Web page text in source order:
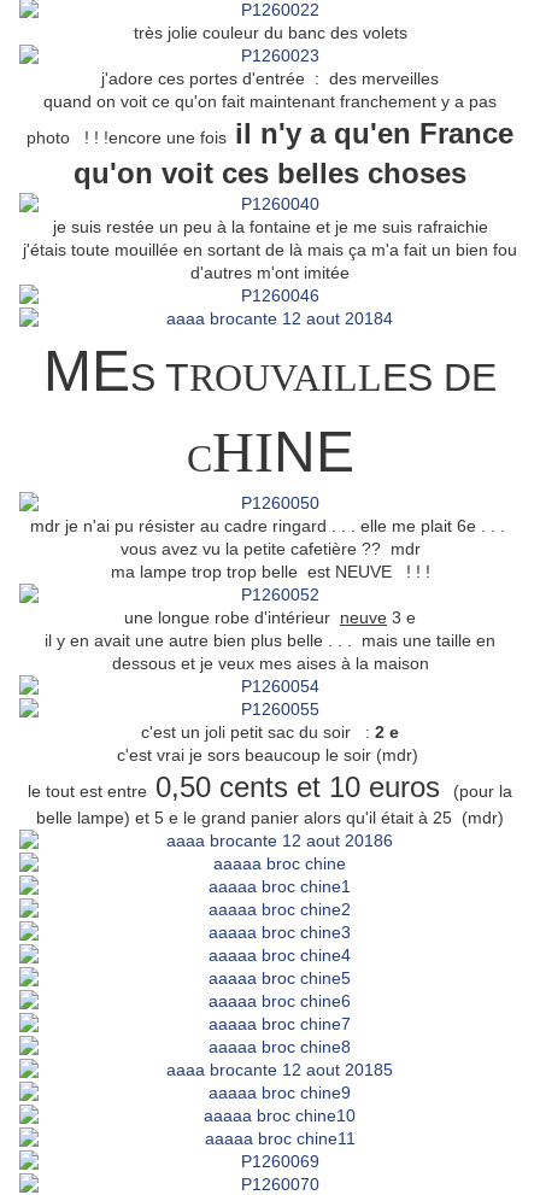
très jolie couleur du banc des volets
j'adore ces portes d'entrée : des merveilles
quand on voit ce qu'on fait maintenant franchement y a pas
photo ! ! !encore une fois il n'y a qu'en France
qu'on voit ces belles choses
je suis restée un peu à la fontaine et je me suis rafraichie
j'étais toute mouillée en sortant de là mais ça m'a fait un bien fou
d'autres m'ont imitée
MES TROUVAILLES DE
CHINE
mdr je n'ai pu résister au cadre ringard . . . elle me plait 6e . . .
vous avez vu la petite cafetière ?? mdr
ma lampe trop trop belle est NEUVE ! ! !
une longue robe d'intérieur neuve 3 e
il y en avait une autre bien plus belle . . . mais une taille en
dessous et je veux mes aises à la maison
c'est un joli petit sac du soir : 2 e
c'est vrai je sors beaucoup le soir (mdr)
le tout est entre 0,50 cents et 10 euros
(pour la
belle lampe) et 5 e le grand panier alors qu'il était à 25 (mdr)